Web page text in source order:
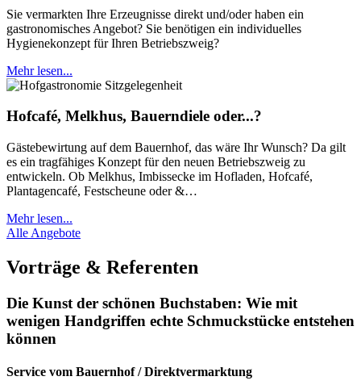
Sie vermarkten Ihre Erzeugnisse direkt und/oder haben ein
gastronomisches Angebot? Sie benötigen ein individuelles
Hygienekonzept für Ihren Betriebszweig?
Mehr lesen...
Hofcafé, Melkhus, Bauerndiele oder...?
Gästebewirtung auf dem Bauernhof, das wäre Ihr Wunsch? Da gilt
es ein tragfähiges Konzept für den neuen Betriebszweig zu
entwickeln. Ob Melkhus, Imbissecke im Hofladen, Hofcafé,
Plantagencafé, Festscheune oder &…
Mehr lesen...
Alle Angebote
Vorträge & Referenten
Die Kunst der schönen Buchstaben: Wie mit
wenigen Handgriffen echte Schmuckstücke entstehen
können
Service vom Bauernhof / Direktvermarktung